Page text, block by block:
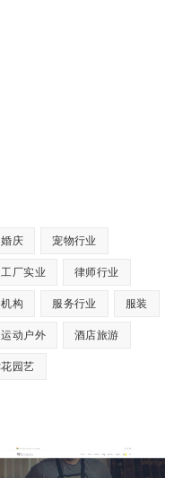
婚庆 宠物行业
工厂实业 律师行业
构 服务行业 服装
运动户外 酒店旅游
园艺